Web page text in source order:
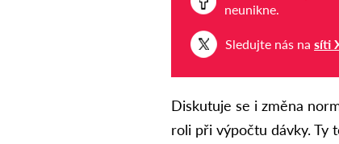
neunikne.
Sledujte nás nasíti
Diskutuje se i změna
roli při výpočtu dávky. Ty